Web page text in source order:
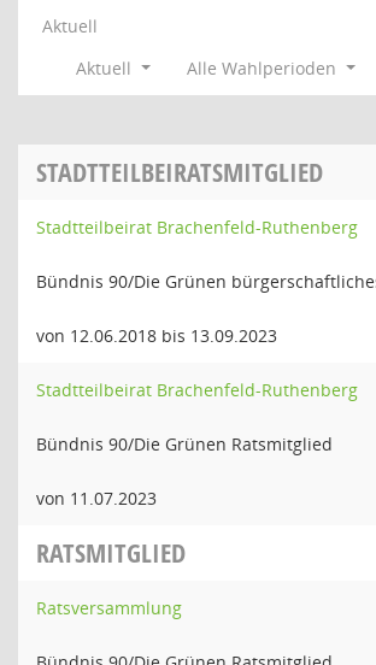
Aktuell
Aktuell
Alle Wahlperioden
STADTTEILBEIRATSMITGLIED
Stadtteilbeirat Brachenfeld-Ruthenberg
Bündnis 90/Die Grünen
von 12.06.2018 bis 13.09.2023
Stadtteilbeirat Brachenfeld-Ruthenberg
Bündnis 90/Die Grünen Ratsmitglied
von 11.07.2023
RATSMITGLIED
Ratsversammlung